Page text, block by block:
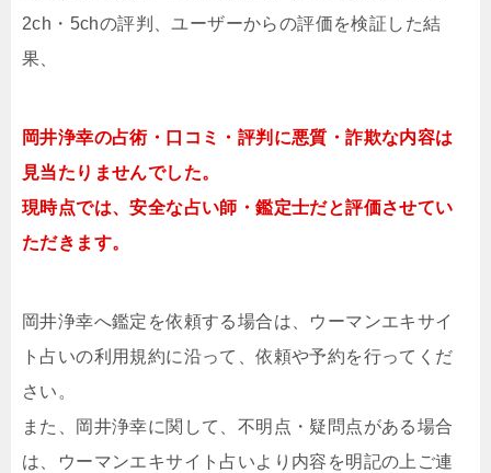
2ch・5chの評判、ユーザーからの評価を検証した結
果、
岡井浄幸の占術・口コミ・評判に悪質・詐欺な内容は
見当たりませんでした。
現時点では、安全な占い師・鑑定士だと評価させてい
ただきます。
岡井浄幸へ鑑定を依頼する場合は、ウーマンエキサイ
ト占いの利用規約に沿って、依頼や予約を行ってくだ
さい。
また、岡井浄幸に関して、不明点・疑問点がある場合
は、ウーマンエキサイト占いより内容を明記の上ご連